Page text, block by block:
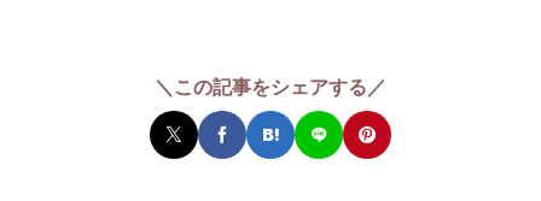
＼この記事をシェアする／